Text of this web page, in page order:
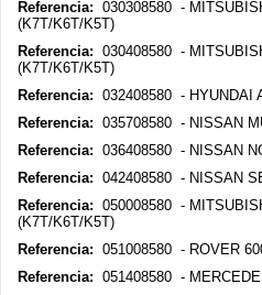
Referencia: 030308580 -
(K7T/K6T/K5T)
Referencia: 030408580 -
(K7T/K6T/K5T)
Referencia: 032408580 - HYUNDAI
Referencia: 035708580 - NISSAN
Referencia: 036408580 - NISSAN
Referencia: 042408580 - NISSAN
Referencia: 050008580 -
(K7T/K6T/K5T)
Referencia: 051008580 - ROVER
Referencia: 051408580 -